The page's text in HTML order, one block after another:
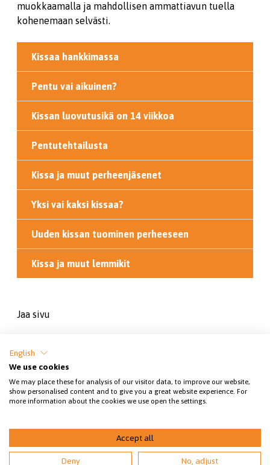
muokkaamalla ja mahdollisen ammattiavun tuella
kohenemaan selvästi.
Kissaa hankkimassa
Pentu vai aikuinen?
Kissan luovutusikä on 14 viikkoa
Pentutehtailusta
Kissa ja muut perheenjäsenet
Yksi vai kaksi kissaa?
Uuden kissan tuominen perheeseen
Kissa ja muut lemmikit
Jaa sivu
SEY SUOMEN ELÄINSUOJELU RY.
© 2026 Kissatieto
English
We use cookies
We may place these for analysis of our visitor data, to improve our website,
show personalised content and to give you a great website experience. For
more information about the cookies we use open the settings.
Accept all
Deny No, adjust